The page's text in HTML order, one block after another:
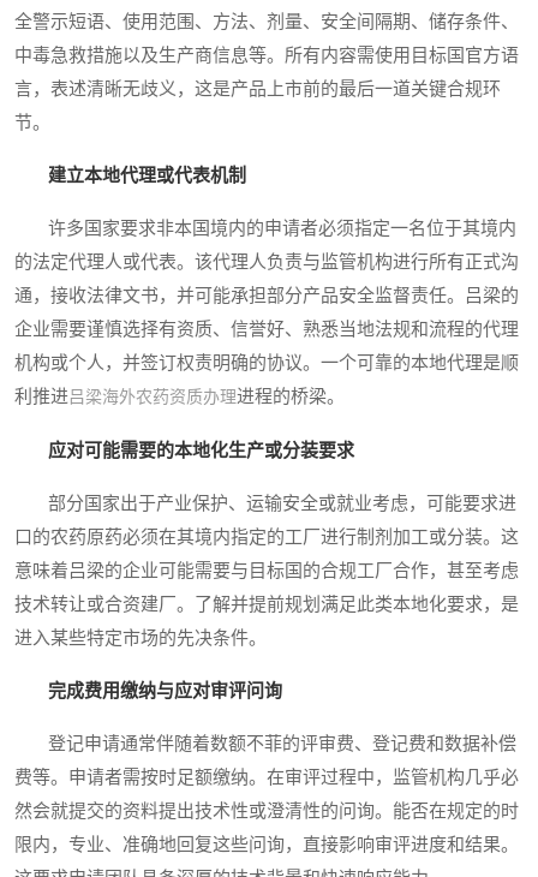
全警示短语、使用范围、方法、剂量、安全间隔期、储存条件、
中毒急救措施以及生产商信息等。所有内容需使用目标国官方语
言，表述清晰无歧义，这是产品上市前的最后一道关键合规环
节。
建立本地代理或代表机制
许多国家要求非本国境内的申请者必须指定一名位于其境内
的法定代理人或代表。该代理人负责与监管机构进行所有正式沟
通，接收法律文书，并可能承担部分产品安全监督责任。吕梁的
企业需要谨慎选择有资质、信誉好、熟悉当地法规和流程的代理
机构或个人，并签订权责明确的协议。一个可靠的本地代理是顺
利推进吕梁海外农药资质办理进程的桥梁。
应对可能需要的本地化生产或分装要求
部分国家出于产业保护、运输安全或就业考虑，可能要求进
口的农药原药必须在其境内指定的工厂进行制剂加工或分装。这
意味着吕梁的企业可能需要与目标国的合规工厂合作，甚至考虑
技术转让或合资建厂。了解并提前规划满足此类本地化要求，是
进入某些特定市场的先决条件。
完成费用缴纳与应对审评问询
登记申请通常伴随着数额不菲的评审费、登记费和数据补偿
费等。申请者需按时足额缴纳。在审评过程中，监管机构几乎必
然会就提交的资料提出技术性或澄清性的问询。能否在规定的时
限内，专业、准确地回复这些问询，直接影响审评进度和结果。